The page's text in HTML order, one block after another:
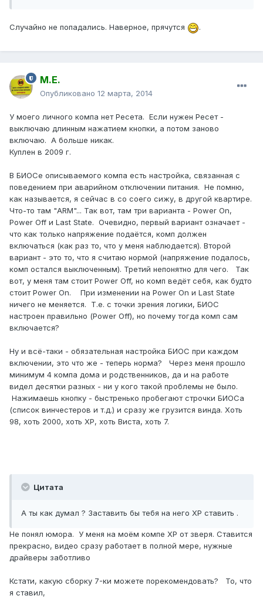
Случайно не попадались. Наверное, прячутся .
М.Е.
Опубликовано 12 марта, 2014
У моего личного компа нет Ресета. Если нужен Ресет -
выключаю длинным нажатием кнопки, а потом заново
включаю. А больше никак.
Куплен в 2009 г.
В БИОСе описываемого компа есть настройка, связанная с
поведением при аварийном отключении питания. Не помню,
как называется, я сейчас в со соего сижу, в другой квартире.
Что-то там "ARM"... Так вот, там три варианта - Power On,
Power Off и Last State. Очевидно, первый вариант означает -
что как только напряжение подаётся, комп должен
включаться (как раз то, что у меня наблюдается). Второй
вариант - это то, что я считаю нормой (напряжение подалось,
комп остался выключенным). Третий непонятно для чего. Так
вот, у меня там стоит Power Off, но комп ведёт себя, как будто
стоит Power On. При изменении на Power On и Last State
ничего не меняется. Т.е. с точки зрения логики, БИОС
настроен правильно (Power Off), но почему тогда комп сам
включается?
Ну и всё-таки - обязательная настройка БИОС при каждом
включении, это что же - теперь норма? Через меня прошло
минимум 4 компа дома и родственников, да и на работе
видел десятки разных - ни у кого такой проблемы не было.
Нажимаешь кнопку - быстренько пробегают строчки БИОСа
(список винчестеров и т.д.) и сразу же грузится винда. Хоть
98, хоть 2000, хоть ХР, хоть Виста, хоть 7.
Цитата
А ты как думал ? Заставить бы тебя на него XP ставить .
Не понял юмора. У меня на моём компе ХР от зверя. Ставится
прекрасно, видео сразу работает в полной мере, нужные
драйверы заботливо
Кстати, какую сборку 7-ки можете порекомендовать? То, что
я ставил,